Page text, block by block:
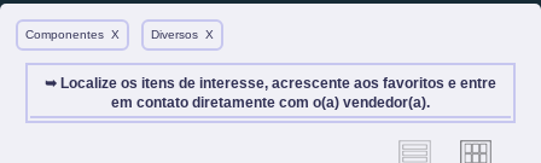
Componentes X Diversos X
➥ Localize os itens de interesse, acrescente aos favoritos e entre
em contato diretamente com o(a) vendedor(a).